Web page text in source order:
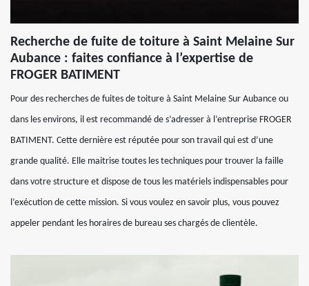
Recherche de fuite de toiture à Saint Melaine Sur
Aubance : faites confiance à l’expertise de
FROGER BATIMENT
Pour des recherches de fuites de toiture à Saint Melaine Sur Aubance ou
dans les environs, il est recommandé de s’adresser à l’entreprise FROGER
BATIMENT. Cette dernière est réputée pour son travail qui est d’une
grande qualité. Elle maitrise toutes les techniques pour trouver la faille
dans votre structure et dispose de tous les matériels indispensables pour
l’exécution de cette mission. Si vous voulez en savoir plus, vous pouvez
appeler pendant les horaires de bureau ses chargés de clientèle.